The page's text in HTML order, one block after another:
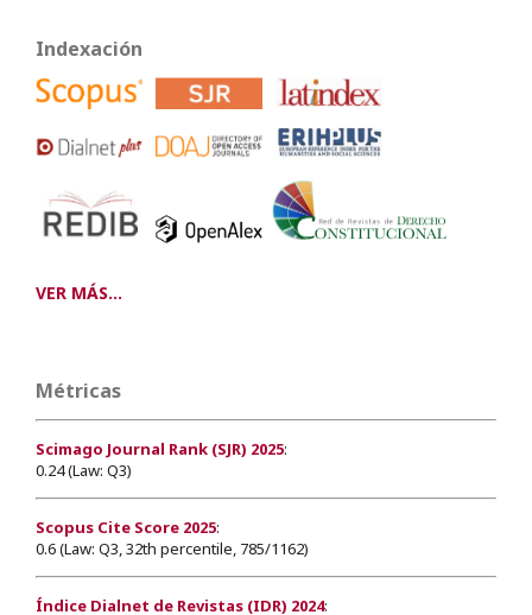
Indexación
VER MÁS...
Métricas
Scimago Journal Rank (SJR) 2025:
0.24 (Law: Q3)
Scopus Cite Score 2025:
0.6 (Law: Q3, 32th percentile, 785/1162)
Índice Dialnet de Revistas (IDR) 2024: